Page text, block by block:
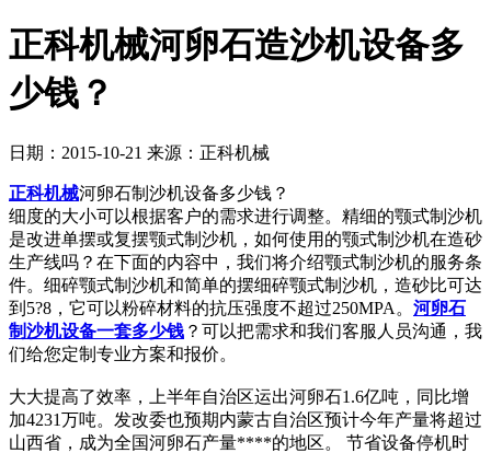
正科机械河卵石造沙机设备多
少钱？
日期：2015-10-21 来源：正科机械
正科机械河卵石制沙机设备多少钱？
细度的大小可以根据客户的需求进行调整。精细的颚式制沙机
是改进单摆或复摆颚式制沙机，如何使用的颚式制沙机在造砂
生产线吗？在下面的内容中，我们将介绍颚式制沙机的服务条
件。细碎颚式制沙机和简单的摆细碎颚式制沙机，造砂比可达
到5?8，它可以粉碎材料的抗压强度不超过250MPA。 河卵石
制沙机设备一套多少钱 ？可以把需求和我们客服人员沟通，我
们给您定制专业方案和报价。
大大提高了效率，上半年自治区运出河卵石1.6亿吨，同比增
加4231万吨。发改委也预期内蒙古自治区预计今年产量将超过
山西省，成为全国河卵石产量****的地区。 节省设备停机时